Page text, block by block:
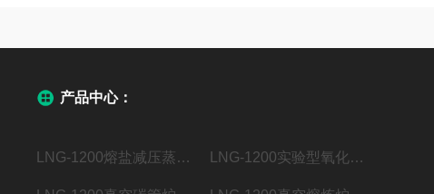
产品中心：
LNG-1200熔盐减压蒸馏系统 LNG-1200实验型氧化亚硅设备